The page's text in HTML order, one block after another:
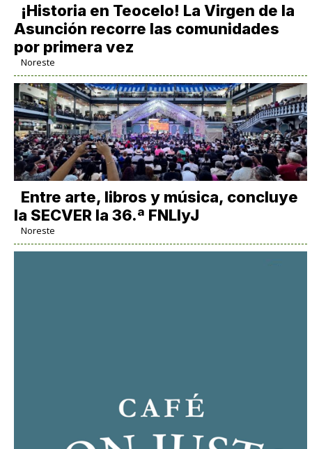
​¡Historia en Teocelo! La Virgen de la
Asunción recorre las comunidades
por primera vez
Noreste
Entre arte, libros y música, concluye
la SECVER la 36.ª FNLIyJ
Noreste